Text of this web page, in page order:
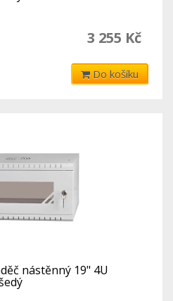
3 255 Kč
Do košíku
nástěnný 19" 4U